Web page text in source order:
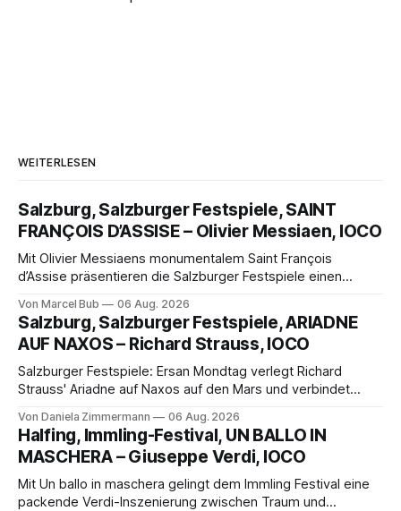
WEITERLESEN
Salzburg, Salzburger Festspiele, SAINT
FRANÇOIS D’ASSISE – Olivier Messiaen, IOCO
Mit Olivier Messiaens monumentalem Saint François
d’Assise präsentieren die Salzburger Festspiele einen
eine bildgewaltige Inszenierung, Maxime Pascal entfaltet
die komplexe Partitur eindrucksvoll, Philippe Sly berührt als
Franziskus.
Von Marcel Bub 06 Aug. 2026
Salzburg, Salzburger Festspiele, ARIADNE
AUF NAXOS – Richard Strauss, IOCO
Salzburger Festspiele: Ersan Mondtag verlegt Richard
Strauss' Ariadne auf Naxos auf den Mars und verbindet
Aufführung mit starken Solisten und den Wiener
Philharmonikern, szenisch bleibt der zweite Akt jedoch
hinter den Erwartungen zurück.
Von Daniela Zimmermann 06 Aug. 2026
Halfing, Immling-Festival, UN BALLO IN
MASCHERA – Giuseppe Verdi, IOCO
Mit Un ballo in maschera gelingt dem Immling Festival eine
packende Verdi-Inszenierung zwischen Traum und